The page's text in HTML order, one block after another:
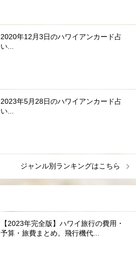
2020年12月3日のハワイアンカード占
い...
2023年5月28日のハワイアンカード占
い...
ジャンル別ランキングはこちら
【2023年完全版】ハワイ旅行の費用・
予算・旅費まとめ。飛行機代...